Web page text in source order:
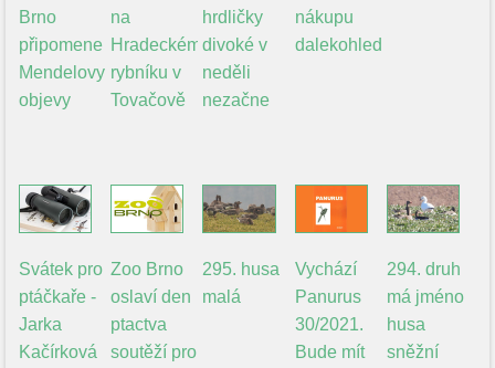
Brno
připomene
Mendelovy
objevy
na
Hradeckém
rybníku v
Tovačově
hrdličky
divoké v
neděli
nezačne
nákupu
dalekohledu
Svátek pro
ptáčkaře -
Jarka
Kačírková
Zoo Brno
oslaví den
ptactva
soutěží pro
295. husa
malá
Vychází
Panurus
30/2021.
Bude mít
294. druh
má jméno
husa
sněžní